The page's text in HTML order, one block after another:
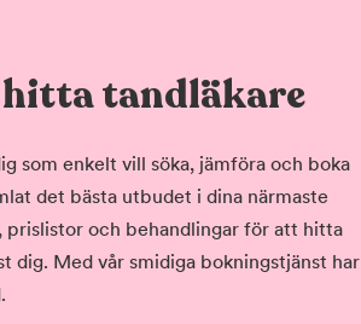
tandläkare
som enkelt vill söka, jämföra och boka
det bästa utbudet i dina närmaste
prislistor och behandlingar för att hitta
dig. Med vår smidiga bokningstjänst har